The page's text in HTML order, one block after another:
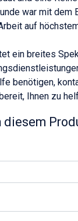
war mit dem
auf
ein breites
benötigen,
Ihnen zu
diesem